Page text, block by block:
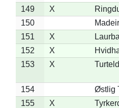
149
X
150
151
X
152
X
153
X
154
Østlig
155
X